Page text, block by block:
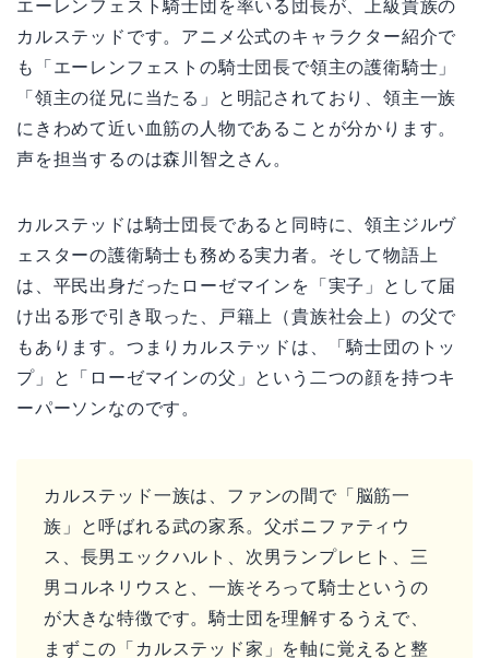
エーレンフェスト騎士団を率いる団長が、上級貴族の
カルステッドです。アニメ公式のキャラクター紹介で
も「エーレンフェストの騎士団長で領主の護衛騎士」
「領主の従兄に当たる」と明記されており、領主一族
にきわめて近い血筋の人物であることが分かります。
声を担当するのは森川智之さん。
カルステッドは騎士団長であると同時に、領主ジルヴ
ェスターの護衛騎士も務める実力者。そして物語上
は、平民出身だったローゼマインを「実子」として届
け出る形で引き取った、戸籍上（貴族社会上）の父で
もあります。つまりカルステッドは、「騎士団のトッ
プ」と「ローゼマインの父」という二つの顔を持つキ
ーパーソンなのです。
カルステッド一族は、ファンの間で「脳筋一
族」と呼ばれる武の家系。父ボニファティウ
ス、長男エックハルト、次男ランプレヒト、三
男コルネリウスと、一族そろって騎士というの
が大きな特徴です。騎士団を理解するうえで、
まずこの「カルステッド家」を軸に覚えると整